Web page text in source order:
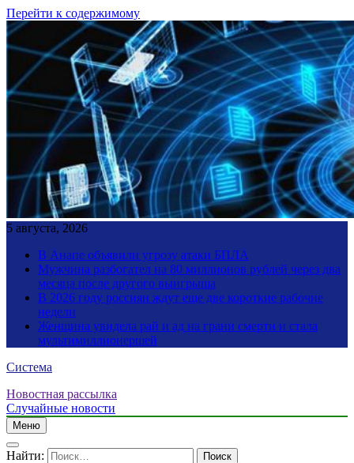
Перейти к содержимому
5 августа, 2026
В Анапе объявили угрозу атаки БПЛА
Мужчина разбогател на 80 миллионов рублей через два
месяца после другого выигрыша
В 2026 году россиян ждут еще две короткие рабочие
недели
Женщина увидела рай и ад на грани смерти и стала
мультимиллионершей
Система
Новостная рассылка
Случайные новости
Меню
Найти: